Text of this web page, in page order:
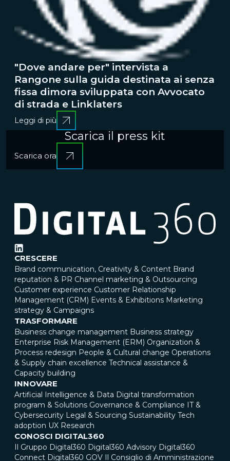
"Dove andare per" intervista a
Rangone sulla guida destinata ai senza
fissa dimora sviluppata con Avvocato
di strada e Linklaters
Leggi di più
Scarica il press kit
Scarica ora
CRESCERE
Brand communication, Creativity & Content Brand
reputation & PR Channel marketing & Outsourcing
Customer experience Customer Relationship
Management (CRM) Events & Exhibitions Marketing
strategy & Campaigns
TRASFORMARE
Business change management Business strategy
Enterprise Risk Management (ERM) Organization &
Process redesign People & Cultural change Operations
& Supply chain excellence Technical assistance &
Capacity building
INNOVARE
Artificial Intelligence & Data Digital transformation
program & Solutions Governance & Compliance IT &
Cybersecurity Legal & Sourcing Sustainability Tech
adoption UX Research
CONOSCI DIGITAL360
Il Gruppo Digital360 Digital360 Advisory Digital360
Connect Digital360 GOV Il Consiglio di Amministrazione